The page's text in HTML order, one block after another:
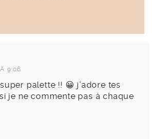
9:06
palette !! 😀 j’adore tes
je ne commente pas à chaque